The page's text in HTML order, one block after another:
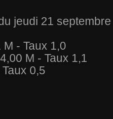
jeudi 21
- Taux 1,0
4,00 M - Taux 1,1
0,5